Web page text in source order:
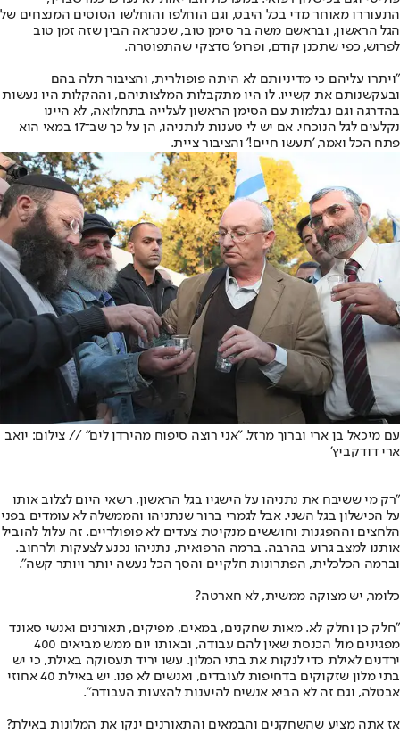
התעוררו מאוחר מדי בכל היבט, וגם הוחלפו והוחלשו הסוסים המנצחים של
הגל הראשון, ובראשם משה בר סימן טוב, שכנראה הבין שזה זמן טוב
לפרוש, כפי שתכנן קודם, ופרופ' סדצקי שהתפוטרה.
"ויתרו עליהם כי מדיניותם לא היתה פופולרית, והציבור תלה בהם
ובעקשנותם את קשייו. לו היו מתקבלות המלצותיהם, וההקלות היו נעשות
בהדרגה וגם נבלמות עם הסימן הראשון לעלייה בתחלואה, לא היינו
נקלעים לגל הנוכחי. אם יש לי טענות לנתניהו, הן על כך שב־17 במאי הוא
פתח הכל ואמר, 'תעשו חיים!' והציבור ציית.
עם מיכאל בן ארי וברוך מרזל. "אני רוצה סיפוח מהירדן לים" // צילום: יואב
ארי דודקביץ'
"רק מי ששיבח את נתניהו על הישגיו בגל הראשון, רשאי היום לצלוב אותו
על הכישלון בגל השני. אבל לגמרי ברור שנתניהו והממשלה לא עומדים בפני
הלחצים וההפגנות וחוששים מנקיטת צעדים לא פופולריים. זה עלול להוביל
אותנו למצב גרוע בהרבה. ברמה הרפואית, נתניהו נכנע לצעקות ולרחוב.
וברמה הכלכלית, הפתרונות חלקיים והסך הכל נעשה יותר ויותר קשה".
כלומר, יש מצוקה ממשית, לא חארטה?
"חלק כן וחלק לא. מאות שחקנים, במאים, מפיקים, תאורנים ואנשי סאונד
מפגינים מול הכנסת שאין להם עבודה, ובאותו יום ממש מביאים 400
ירדנים לאילת כדי לנקות את בתי המלון. עשו יריד תעסוקה באילת, כי יש
בתי מלון שזקוקים בדחיפות לעובדים, ואנשים לא פנו. יש באילת 40 אחוזי
אבטלה, וגם זה לא הביא אנשים להיענות להצעות העבודה".
אז אתה מציע שהשחקנים והבמאים והתאורנים ינקו את המלונות באילת?